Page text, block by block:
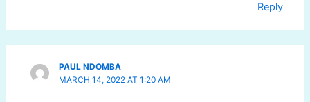
Reply
PAUL NDOMBA
MARCH 14, 2022 AT 1:20 AM